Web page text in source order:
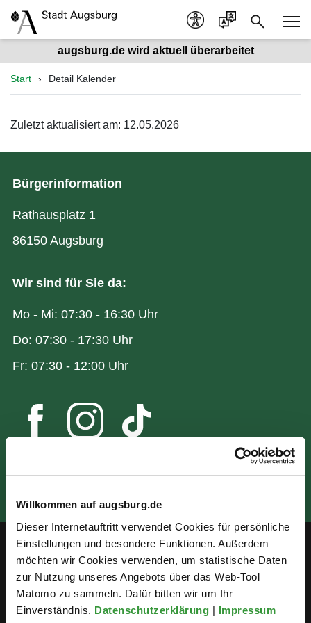
Willkommen auf augsburg.de
Dieser Internetauftritt verwendet Cookies für persönliche
Einstellungen und besondere Funktionen. Außerdem
möchten wir Cookies verwenden, um statistische Daten
zur Nutzung unseres Angebots über das Web-Tool
Matomo zu sammeln. Dafür bitten wir um Ihr
Einverständnis. Datenschutzerklärung | Impressum
augsburg.de wird aktuell überarbeitet
Start Detail Kalender
Zuletzt aktualisiert am: 12.05.2026
Service
Öffentlichkeitsbeteiligung
Bürgerinformation
Rathausplatz 1
86150 Augsburg
Wir sind für Sie da:
Mo - Mi: 07:30 - 16:30 Uhr
Do: 07:30 - 17:30 Uhr
Fr: 07:30 - 12:00 Uhr